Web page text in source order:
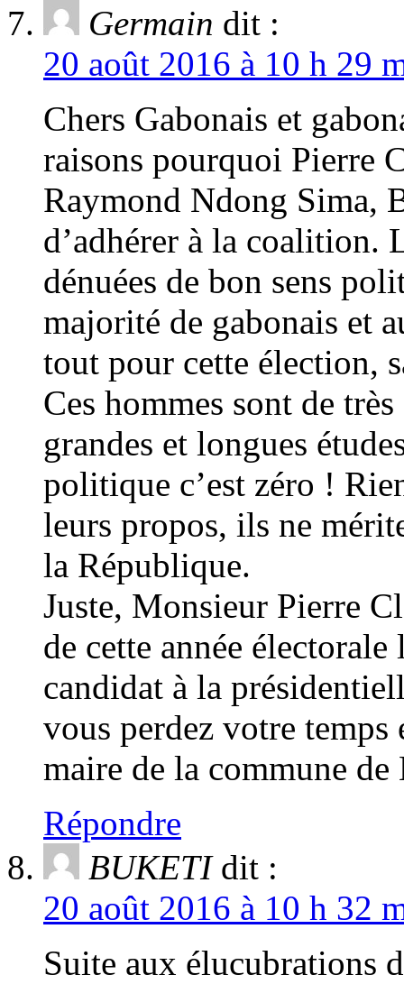
Germain dit :
20 août 2016 à 10 h 29
Chers Gabonais et
raisons pourquoi Pierre
Raymond Ndong Sima,
d’adhérer à la coalition.
dénuées de bon sens
majorité de gabonais et
tout pour cette élection,
Ces hommes sont de
grandes et longues
politique c’est zéro !
leurs propos, ils ne
la République.
Juste, Monsieur Pierre
de cette année
candidat à la
vous perdez votre
maire de la commune
Répondre
BUKETI dit :
20 août 2016 à 10 h 32
Suite aux élucubrations